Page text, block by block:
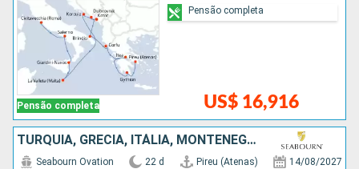
Pensão completa US$ 16,916
Pensão completa
TURQUIA, GRÉCIA, ITÁLIA, MONTENEGRO, CROÁCIA
Seabourn Ovation 22 d Pireu (Atenas) 14/08/2027